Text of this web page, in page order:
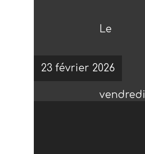
Le
vendredi
23 février 2026